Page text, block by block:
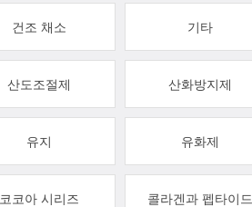
건조 채소 기타
산도조절제 산화방지제
유지 유화제
코코아 시리즈 콜라겐과 펩타이드